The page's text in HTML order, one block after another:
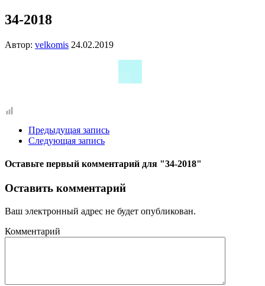
34-2018
Автор: velkomis 24.02.2019
Предыдущая запись
Следующая запись
Оставьте первый комментарий для "34-2018"
Оставить комментарий
Ваш электронный адрес не будет опубликован.
Комментарий